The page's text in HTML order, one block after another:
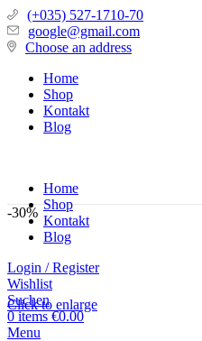
(+035) 527-1710-70
google@gmail.com
Choose an address
Home
Shop
Kontakt
Blog
Home
Shop
Kontakt
Blog
Login / Register
Wishlist
Suchen
0items €0.00
Menu
-30%
Click to enlarge